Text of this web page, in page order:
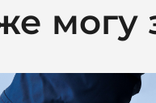
могу